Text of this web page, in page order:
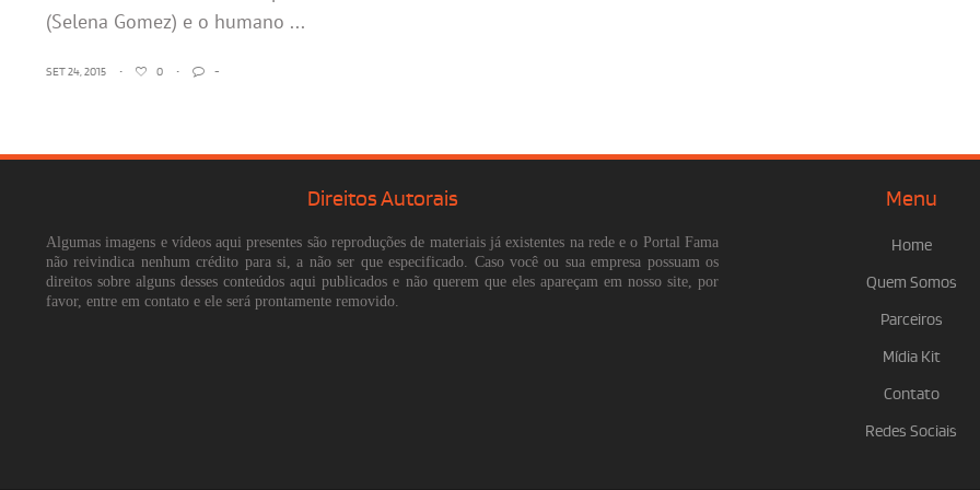
(Selena Gomez) e o humano ...
SET 24, 2015 • 0 • -
Direitos Autorais
Algumas imagens e vídeos aqui presentes são reproduções de materiais já existentes na rede e o Portal Fama
não reivindica nenhum crédito para si, a não ser que especificado. Caso você ou sua empresa possuam os
direitos sobre alguns desses conteúdos aqui publicados e não querem que eles apareçam em nosso site, por
favor, entre em contato e ele será prontamente removido.
Menu
Home
Quem Somos
Parceiros
Mídia Kit
Contato
Redes Sociais